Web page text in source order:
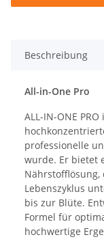
Beschreibung
All-in-One Pro
ALL-IN-ONE
professionelle
wurde. Er bietet
Nährstofflösung,
Lebenszyklus
bis zur Blüte.
Formel für
hochwertige